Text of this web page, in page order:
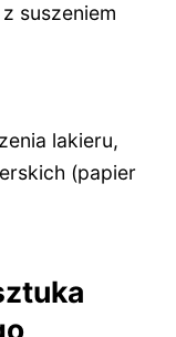
suszeniem
lakieru,
(papier